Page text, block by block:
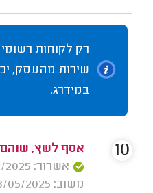
רק לקוחות
שירות מהעסק,
במידרג.
אסף לשץ,
אשרור: 15/12/2025
משוב: 18/05/2025
10